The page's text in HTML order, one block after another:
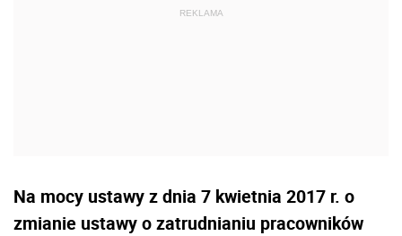
Na mocy ustawy z dnia 7 kwietnia 2017 r. o
zmianie ustawy o zatrudnianiu pracowników